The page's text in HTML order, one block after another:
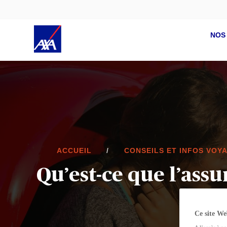
ACCUEIL CONSEILS ET INFOS
Qu’est-ce que
Ce site